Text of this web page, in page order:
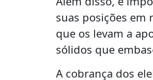
suas posições em
que os levam a
sólidos que
A cobrança dos